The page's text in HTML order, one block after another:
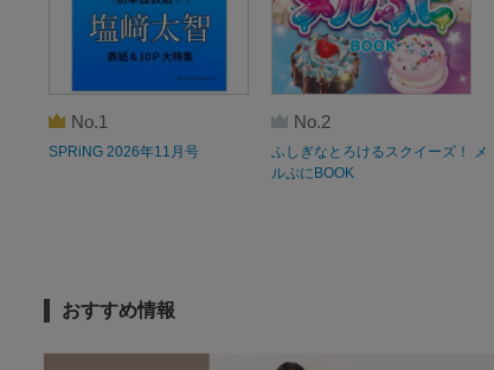
No.1
SPRiNG 2026年11月号
No.2
ふしぎなとろけるスクイーズ！ メ
ルぷにBOOK
おすすめ情報